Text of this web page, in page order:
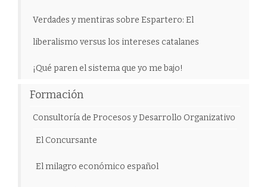
Verdades y mentiras sobre Espartero: El
liberalismo versus los intereses catalanes
¡Qué paren el sistema que yo me bajo!
Formación
Consultoría de Procesos y Desarrollo Organizativo
El Concursante
El milagro económico español